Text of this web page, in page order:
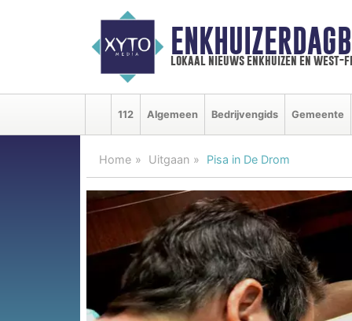
lokaal nieuws enkhuizen en west-
112 Algemeen Bedrijvengids Gemeente
Home Uitgaan Pisa in De Drom